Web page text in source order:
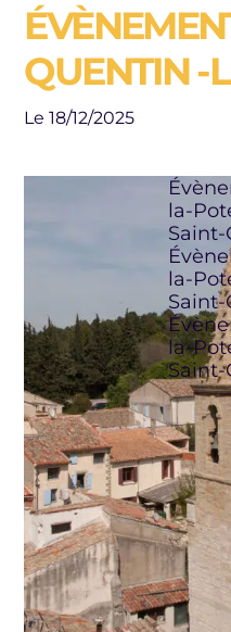
QUENTIN -
Le 18/12/2025
la-
la-
la-